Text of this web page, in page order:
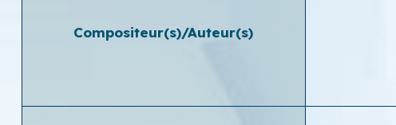
Compositeur(s)/Auteur(s)